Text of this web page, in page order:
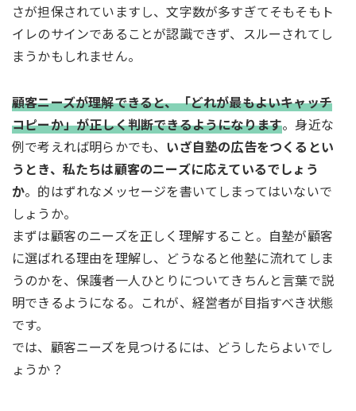
さが担保されていますし、文字数が多すぎてそもそもト
イレのサインであることが認識できず、スルーされてし
まうかもしれません。
顧客ニーズが理解できると、「どれが最もよいキャッチ
コピーか」が正しく判断できるようになります。身近な
例で考えれば明らかでも、 いざ自塾の広告をつくるとい
うとき、私たちは顧客のニーズに応えているでしょう
か。的はずれなメッセージを書いてしまってはいないで
しょうか。
まずは顧客のニーズを正しく理解すること。自塾が顧客
に選ばれる理由を理解し、どうなると他塾に流れてしま
うのかを、保護者一人ひとりについてきちんと言葉で説
明できるようになる。これが、経営者が目指すべき状態
です。
では、顧客ニーズを見つけるには、どうしたらよいでし
ょうか？